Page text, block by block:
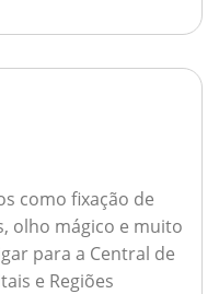
como fixação de
olho mágico e muito
para a Central de
e Regiões